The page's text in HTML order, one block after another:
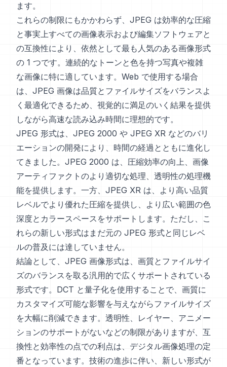
ます。
これらの制限にもかかわらず、JPEG は効率的な圧縮
と事実上すべての画像表示および編集ソフトウェアと
の互換性により、依然として最も人気のある画像形式
の 1 つです。連続的なトーンと色を持つ写真や複雑
な画像に特に適しています。Web で使用する場合
は、JPEG 画像は品質とファイルサイズをバランスよ
く最適化できるため、視覚的に満足のいく結果を提供
しながら高速な読み込み時間に理想的です。
JPEG 形式は、JPEG 2000 や JPEG XR などのバリ
エーションの開発により、時間の経過とともに進化し
てきました。JPEG 2000 は、圧縮効率の向上、画像
アーティファクトのより適切な処理、透明性の処理機
能を提供します。一方、JPEG XR は、より高い品質
レベルでより優れた圧縮を提供し、より広い範囲の色
深度とカラースペースをサポートします。ただし、こ
れらの新しい形式はまだ元の JPEG 形式と同じレベ
ルの普及には達していません。
結論として、JPEG 画像形式は、画質とファイルサイ
ズのバランスを取る汎用的で広くサポートされている
形式です。DCT と量子化を使用することで、画質に
カスタマイズ可能な影響を与えながらファイルサイズ
を大幅に削減できます。透明性、レイヤー、アニメー
ションのサポートがないなどの制限がありますが、互
換性と効率性の点での利点は、デジタル画像処理の定
番となっています。技術の進歩に伴い、新しい形式が